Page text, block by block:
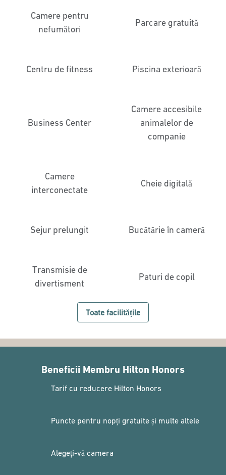
Camere pentru
nefumători
Parcare gratuită
Centru de fitness Piscina exterioară
Business Center
Camere accesibile
animalelor de
companie
Camere
interconectate
Cheie digitală
Sejur prelungit Bucătărie în cameră
Transmisie de
divertisment
Paturi de copil
Toate facilitățile
Beneficii Membru Hilton Honors
Tarif cu reducere Hilton Honors
Puncte pentru nopți gratuite și multe altele
Alegeți-vă camera